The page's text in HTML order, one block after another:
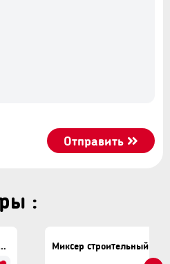
:
строительный ROTOR RX106
Отправить